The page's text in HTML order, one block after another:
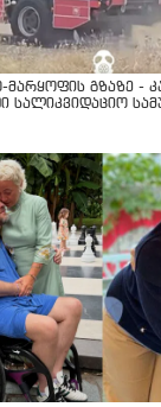
გზაზე -
სალიკვიდაციო